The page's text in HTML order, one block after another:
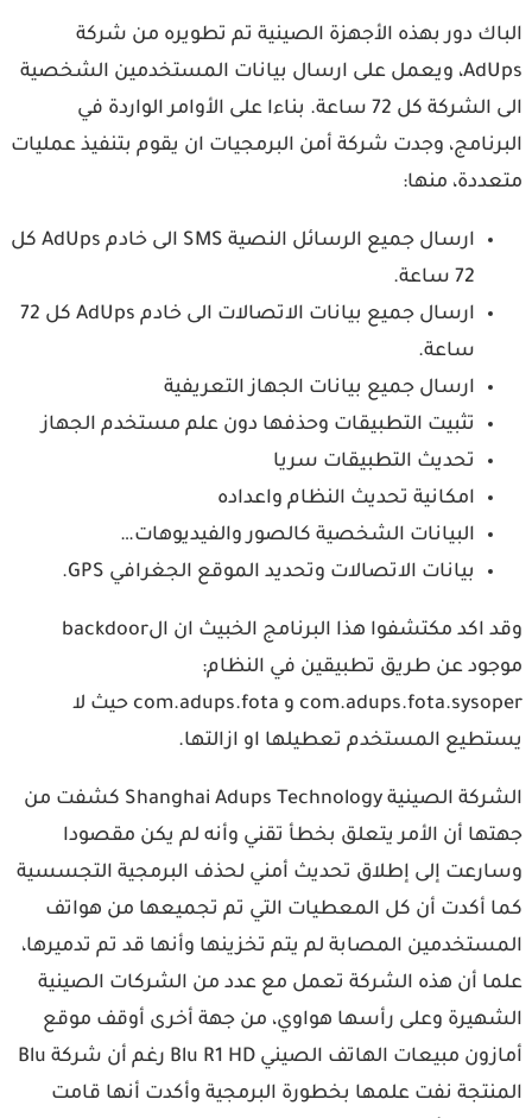
دور بهذه الأجهزة الصينية تم تطويره من شركة
AdUps، ويعمل على ارسال بيانات المستخدمين الشخصية
الى الشركة كل 72 ساعة. بناءا على الأوامر الواردة في
وجدت شركة أمن البرمجيات ان يقوم بتنفيذ عمليات
منها:
ارسال جميع الرسائل النصية SMS الى خادم AdUps كل
ارسال جميع بيانات الاتصالات الى خادم AdUps كل 72
ساعة.
ارسال جميع بيانات الجهاز التعريفية
تثبيت التطبيقات وحذفها دون علم مستخدم الجهاز
تحديث التطبيقات سريا
امكانية تحديث النظام واعداده
البيانات الشخصية كالصور والفيديوهات…
بيانات الاتصالات وتحديد الموقع الجغرافي GPS.
‏وقد اكد مكتشفوا هذا البرنامج الخبيث ان الbackdoor
عن طريق تطبيقين في النظام:
com.adups.fota.sysoper و com.adups.fota حيث لا
المستخدم تعطيلها او ازالتها.
الشركة الصينية Shanghai Adups Technology كشفت من
أن الأمر يتعلق بخطأ تقني وأنه لم يكن مقصودا
إلى إطلاق تحديث أمني لحذف البرمجية التجسسية
أكدت أن كل المعطيات التي تم تجميعها من هواتف
المصابة لم يتم تخزينها وأنها قد تم تدميرها،
أن هذه الشركة تعمل مع عدد من الشركات الصينية
وعلى رأسها هواوي، من جهة أخرى أوقف موقع
أمازون مبيعات الهاتف الصيني Blu R1 HD رغم أن شركة Blu
نفت علمها بخطورة البرمجية وأكدت أنها قامت